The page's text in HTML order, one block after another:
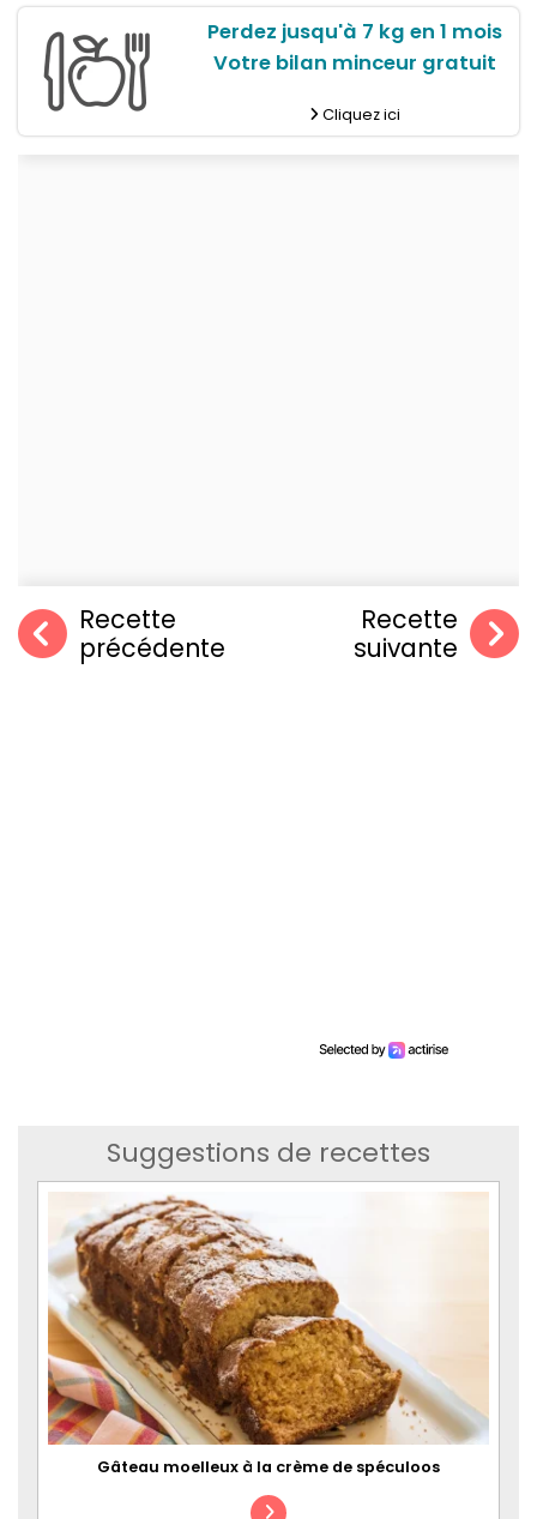
Perdez jusqu'à 7 kg en 1 mois
Votre bilan minceur gratuit
Cliquez ici
Recette
précédente
Recette
suivante
Suggestions de recettes
Gâteau moelleux à la crème de spéculoos